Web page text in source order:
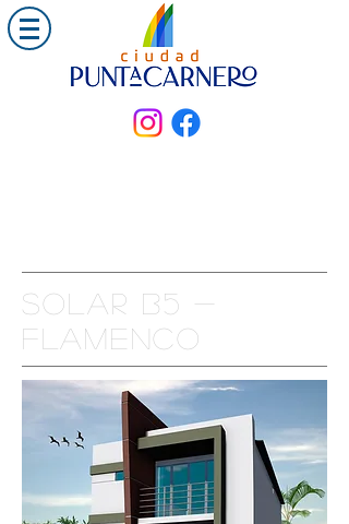
Solar B5 -
FLAMENCO